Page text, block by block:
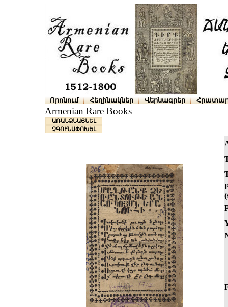
Որոնում Հեղինակներ Վերնագրեր
Armenian Rare Books
ԱՌԱՆՁՆԱՑՆԵԼ
ՉԳՈՒՆԱՓՈԽԵԼ